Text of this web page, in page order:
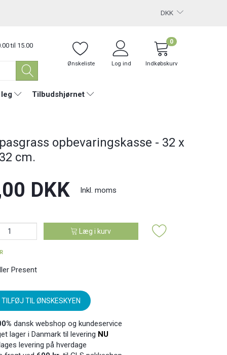
DKK
til 15.00
Ønskeliste Log ind Indkøbskurv
0
Tilbudshjørnet
opbevaringskasse - 32 x
cm.
DKK Inkl. moms
Læg i kurv
Present
TILFØJ TIL ØNSKESKYEN
dansk webshop og kundeservice
lager i Danmark til levering NU
levering på hverdage